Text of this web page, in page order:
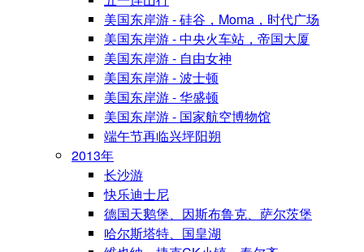
美国东岸游 - 硅谷，Moma，时代广场
美国东岸游 - 中央火车站，帝国大厦
美国东岸游 - 自由女神
美国东岸游 - 波士顿
美国东岸游 - 华盛顿
美国东岸游 - 国家航空博物馆
端午节再临兴坪阳朔
2013年
长沙游
快乐迪士尼
德国天鹅堡、因斯布鲁克、萨尔茨堡
哈尔斯塔特、国皇湖